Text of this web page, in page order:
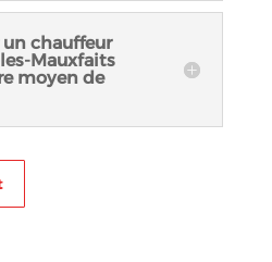
chauffeur
Mauxfaits
moyen de